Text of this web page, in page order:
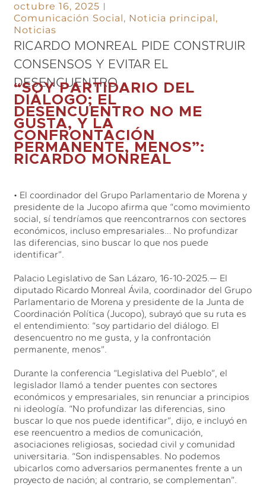
octubre 16, 2025
Comunicación Social, Noticia principal,
Noticias
RICARDO MONREAL PIDE CONSTRUIR
CONSENSOS Y EVITAR EL
DESENCUENTRO
“SOY PARTIDARIO DEL
DIÁLOGO; EL
DESENCUENTRO NO ME
GUSTA, Y LA
CONFRONTACIÓN
PERMANENTE, MENOS”:
RICARDO MONREAL
• El coordinador del Grupo Parlamentario de Morena y
presidente de la Jucopo afirma que “como movimiento
social, sí tendríamos que reencontrarnos con sectores
económicos, incluso empresariales… No profundizar
las diferencias, sino buscar lo que nos puede
identificar”.
Palacio Legislativo de San Lázaro, 16-10-2025.— El
diputado Ricardo Monreal Ávila, coordinador del Grupo
Parlamentario de Morena y presidente de la Junta de
Coordinación Política (Jucopo), subrayó que su ruta es
el entendimiento: “soy partidario del diálogo. El
desencuentro no me gusta, y la confrontación
permanente, menos”.
Durante la conferencia “Legislativa del Pueblo”, el
legislador llamó a tender puentes con sectores
económicos y empresariales, sin renunciar a principios
ni ideología. “No profundizar las diferencias, sino
buscar lo que nos puede identificar”, dijo, e incluyó en
ese reencuentro a medios de comunicación,
asociaciones religiosas, sociedad civil y comunidad
universitaria. “Son indispensables. No podemos
ubicarlos como adversarios permanentes frente a un
proyecto de nación; al contrario, se complementan”.